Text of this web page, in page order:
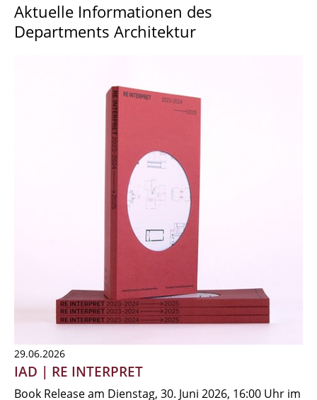
Aktuelle Informationen des
Departments Architektur
29.06.2026
IAD | RE INTERPRET
Book Release am Dienstag, 30. Juni 2026, 16:00 Uhr im